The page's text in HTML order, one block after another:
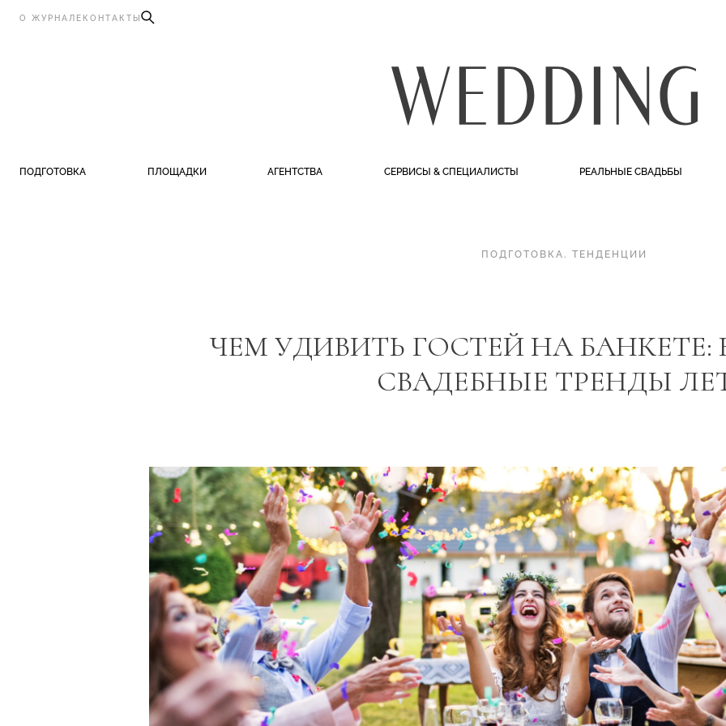
О ЖУРНАЛЕ КОНТАКТЫ
ПОДГОТОВКА ПЛОЩАДКИ АГЕНТСТВА СЕРВИСЫ & СПЕЦИАЛИСТЫ РЕАЛЬНЫЕ СВАДЬБЫ
ПОДГОТОВКА. ТЕНДЕНЦИИ
ЧЕМ УДИВИТЬ ГОСТЕЙ НА
СВАДЕБНЫЕ ТРЕНДЫ